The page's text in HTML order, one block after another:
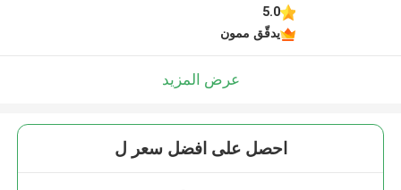
5.0
يدقّق ممون
عرض المزيد
احصل على افضل سعر ل